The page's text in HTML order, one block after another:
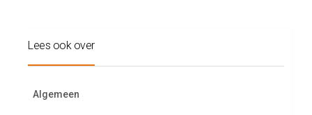
Lees ook over
Algemeen